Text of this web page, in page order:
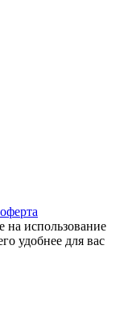
на использование
удобнее для вас